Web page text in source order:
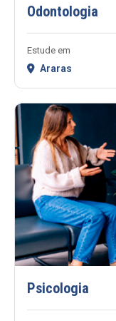
Odontologia
Estude em
Araras
Psicologia